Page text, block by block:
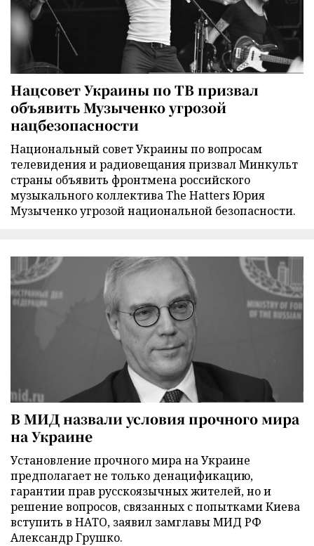
Нацсовет Украины по ТВ призвал
объявить Музыченко угрозой
нацбезопасности
Национальный совет Украины по вопросам
телевидения и радиовещания призвал Минкульт
страны объявить фронтмена российского
музыкального коллектива The Hatters Юрия
Музыченко угрозой национальной безопасности.
В МИД назвали условия прочного мира
на Украине
Установление прочного мира на Украине
предполагает не только денацификацию,
гарантии прав русскоязычных жителей, но и
решение вопросов, связанных с попытками Киева
вступить в НАТО, заявил замглавы МИД РФ
Александр Грушко.